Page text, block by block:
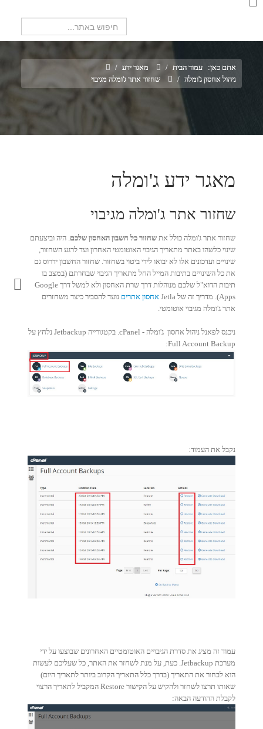
אתם כאן: עמוד הבית / מאגר ידע /
ניהול אחסון ג'ומלה / שחזור אתר ג'ומלה מגיבוי
מאגר ידע ג'ומלה
שחזור אתר ג'ומלה מגיבוי
שחזור אתר ג'ומלה כולל את שחזור כל חשבון האחסון שלכם. היה וביצעתם
שינוי כלשהו באתר מתאריך הגיבוי האוטומטי האחרון ועד לרגע השחזור,
שינויים ועדכונים אלו לא יבואו לידי ביטוי בשחזור. שחזור החשבון ידרוס גם
את כל השינויים בתיבות המייל החל מתאריך הגיבוי שבחרתם (במצב בו
תיבות הדוא"ל שלכם מנוהלות דרך שרת האחסון ולא למשל דרך Google
Apps). מדריך זה של Jetla
אחסון אתרים נועד להסביר כיצד משחזרים
אתר ג'ומלה מגיבוי אוטומטי.
ניכנס לפאנל ניהול אחסון ג'ומלה - cPanel. בקטגורייה Jetbackup נלחץ על
Full Account Backup:
נקבל את העמוד:
עמוד זה מציג את סדרת הגיבויים האוטומטיים האחרונים שבוצעו על ידי
מערכת Jetbackup. כעת, על מנת לשחזר את האתר, כל שעליכם לעשות
הוא לבחור את התאריך (בדרך כלל התאריך הקרוב ביותר לתאריך היום)
שאותו תרצו לשחזר ולהקיש על הקישור Restore המקביל לתאריך הרצוי
לקבלת ההודעה הבאה: